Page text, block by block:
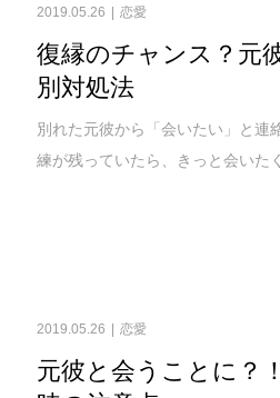
2019.05.26 恋愛
復縁のチャンス？元
別対処法
別れた元彼から「会いたい」と連
練が残っていたら、きっと会いた
2019.05.26 恋愛
元彼と会うことに？